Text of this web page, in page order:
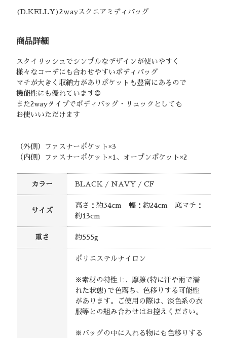
(D.KELLY)2ｗayスクエアミディバッグ
商品詳細
スタイリッシュでシンプルなデザインが使いやすく
様々なコーデにも合わせやすいボディバッグ
マチが大きく収納力がありポケットも豊富にあるので
機能性にも優れています◎
また2wayタイプでボディバッグ・リュックとしても
お使いいただけます
（外側）ファスナーポケット×3
（内側）ファスナーポケット×1、オープンポケット×2
カラー BLACK / NAVY / CF
サイズ
高さ：約34cm 幅：約24cm 底マチ：
約13cm
重さ 約555g
ポリエステルナイロン
※素材の特性上、摩擦(特に汗や雨で濡
れた状態)で色落ち、色移りする可能性
があります。ご使用の際は、淡色系の衣
服等との組み合わせはお控えください。
※バッグの中に入れる物にも色移りする